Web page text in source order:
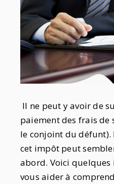
Il ne peut y avoir de
paiement des frais de
le conjoint du défunt).
cet impôt peut
abord. Voici
vous aider à